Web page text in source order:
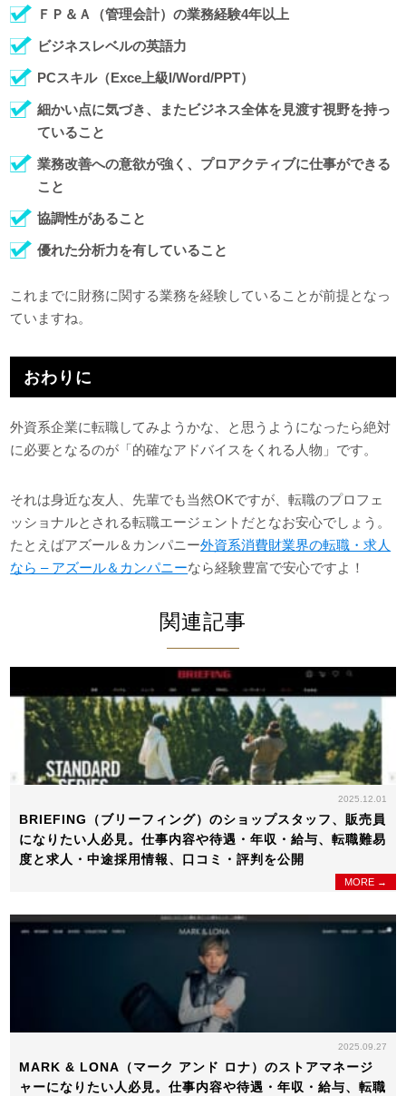
ＦＰ＆Ａ（管理会計）の業務経験4年以上
ビジネスレベルの英語力
PCスキル（Exce上級l/Word/PPT）
細かい点に気づき、またビジネス全体を見渡す視野を持っ
ていること
業務改善への意欲が強く、プロアクティブに仕事ができる
こと
協調性があること
優れた分析力を有していること
これまでに財務に関する業務を経験していることが前提となっ
ていますね。
おわりに
外資系企業に転職してみようかな、と思うようになったら絶対
に必要となるのが「的確なアドバイスをくれる人物」です。
それは身近な友人、先輩でも当然OKですが、転職のプロフェ
ッショナルとされる転職エージェントだとなお安心でしょう。
たとえばアズール＆カンパニー外資系消費財業界の転職・求人
なら – アズール＆カンパニーなら経験豊富で安心ですよ！
関連記事
2025.12.01
BRIEFING（ブリーフィング）のショップスタッフ、販売員
になりたい人必見。仕事内容や待遇・年収・給与、転職難易
度と求人・中途採用情報、口コミ・評判を公開
MORE →
2025.09.27
MARK & LONA（マーク アンド ロナ）のストアマネージ
ャーになりたい人必見。仕事内容や待遇・年収・給与、転職